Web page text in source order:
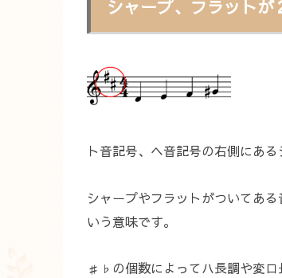
シャープ、フラットが
ト音記号、ヘ音記号の右側にあ
シャープやフラットがついてあ
いう意味です。
♯♭の個数によってハ長調や変ロ